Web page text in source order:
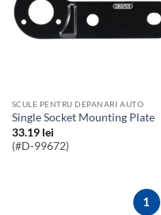
SCULE PENTRU DEPANARI AUTO
Single Socket Mounting Plate
33.19 lei
(#D-99672)
1